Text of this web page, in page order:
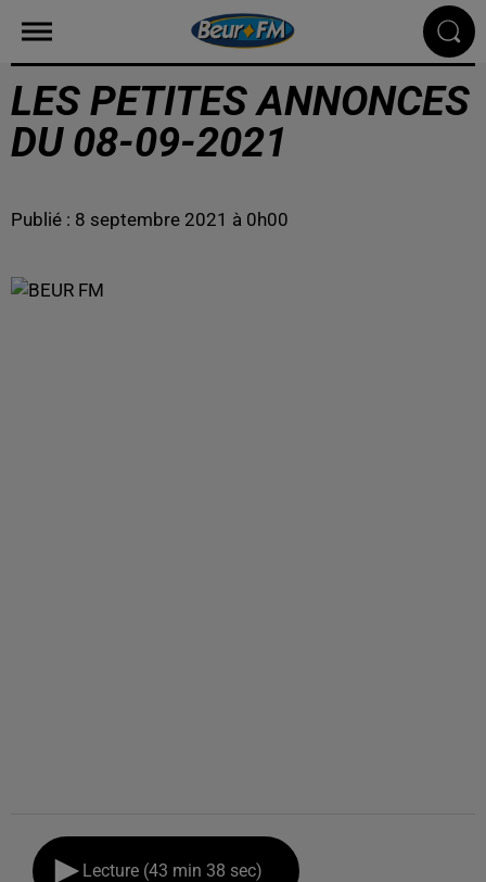
LES PETITES ANNONCES
DU 08-09-2021
Publié : 8 septembre 2021 à 0h00
Lecture (43 min 38 sec)